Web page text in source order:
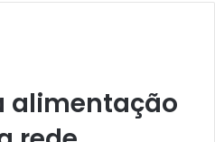
alimentação